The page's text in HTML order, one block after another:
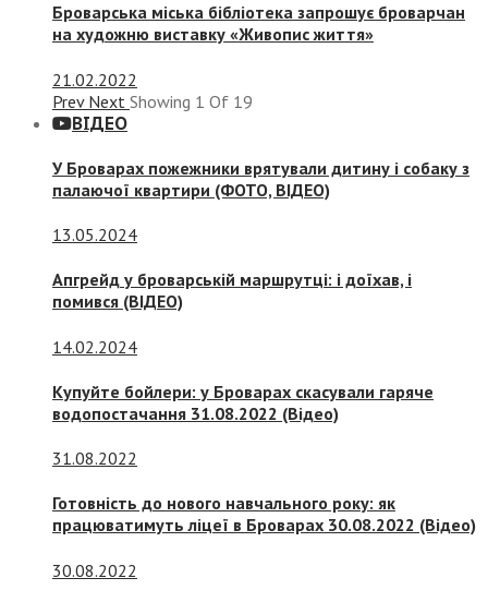
Броварська міська бібліотека запрошує броварчан
на художню виставку «Живопис життя»
21.02.2022
Prev Next Showing 1 Of 19
ВІДЕО
У Броварах пожежники врятували дитину і собаку з
палаючої квартири (ФОТО, ВІДЕО)
13.05.2024
Апгрейд у броварській маршрутці: і доїхав, і
помився (ВІДЕО)
14.02.2024
Купуйте бойлери: у Броварах скасували гаряче
водопостачання 31.08.2022 (Відео)
31.08.2022
Готовність до нового навчального року: як
працюватимуть ліцеї в Броварах 30.08.2022 (Відео)
30.08.2022